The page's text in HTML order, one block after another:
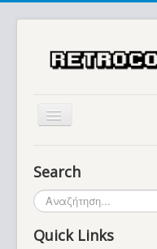
Search
Αναζήτηση...
Quick Links